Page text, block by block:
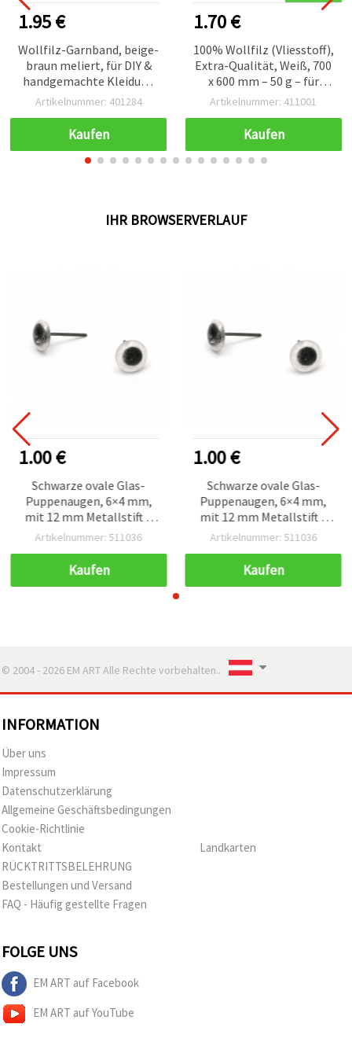
1.95 €
Wollfilz-Garnband, beige-
braun meliert, für DIY &
handgemachte Kleidung
und Accessoires, 50 g, ca.
Artikelnummer: 401284
Kaufen
1.70 €
100% Wollfilz (Vliesstoff),
Extra-Qualität, Weiß, 700
x 600 mm – 50 g – für
Basteln & DIY
Artikelnummer: 411001
Kaufen
IHR BROWSERVERLAUF
1.00 €
Schwarze ovale Glas-
Puppenaugen, 6×4 mm,
mit 12 mm Metallstift –
10er-Pack Bastelaugen
Amigurumi
Artikelnummer: 511036
Kaufen
1.00 €
Schwarze ovale Glas-
Puppenaugen, 6×4 mm,
mit 12 mm Metallstift –
10er-Pack Bastelaugen
Amigurumi
Artikelnummer: 511036
Kaufen
© 2004 - 2026 EM ART Alle Rechte vorbehalten..
INFORMATION
Über uns
Impressum
Datenschutzerklärung
Allgemeine Geschäftsbedingungen
Cookie-Richtlinie
Kontakt
RÜCKTRITTSBELEHRUNG
Bestellungen und Versand
FAQ - Häufig gestellte Fragen
Landkarten
FOLGE UNS
EM ART auf Facebook
EM ART auf YouTube